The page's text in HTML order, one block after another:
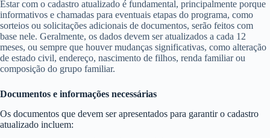
Estar com o cadastro atualizado é fundamental, principalmente porque
informativos e chamadas para eventuais etapas do programa, como
sorteios ou solicitações adicionais de documentos, serão feitos com
base nele. Geralmente, os dados devem ser atualizados a cada 12
meses, ou sempre que houver mudanças significativas, como alteração
de estado civil, endereço, nascimento de filhos, renda familiar ou
composição do grupo familiar.
Documentos e informações necessárias
Os documentos que devem ser apresentados para garantir o cadastro
atualizado incluem: